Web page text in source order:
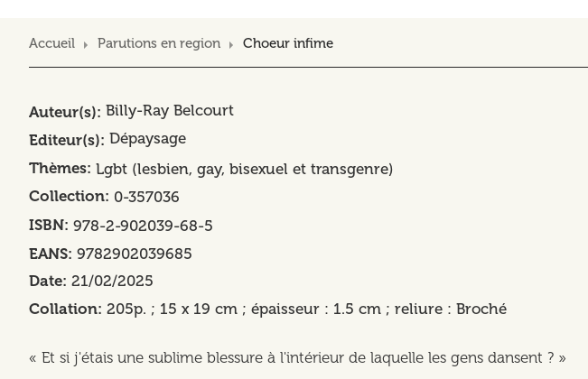
Accueil Parutions en region Choeur infime
Auteur(s) Billy-Ray Belcourt
Editeur(s) Dépaysage
Thèmes Lgbt (lesbien, gay, bisexuel et transgenre)
Collection 0-357036
ISBN 978-2-902039-68-5
EANS 9782902039685
Date 21/02/2025
Collation 205p. ; 15 x 19 cm ; épaisseur : 1.5 cm ; reliure : Broché
« Et si j'étais une sublime blessure à l'intérieur de laquelle les gens dansent ? »